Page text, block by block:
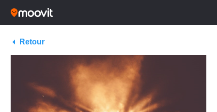
Retour